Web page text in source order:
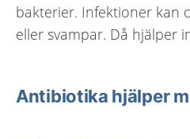
bakterier. Infektioner kan
eller svampar. Då hjälper
Antibiotika hjälper